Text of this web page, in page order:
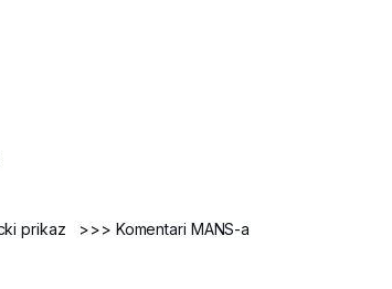
prikaz >>> Komentari MANS-a